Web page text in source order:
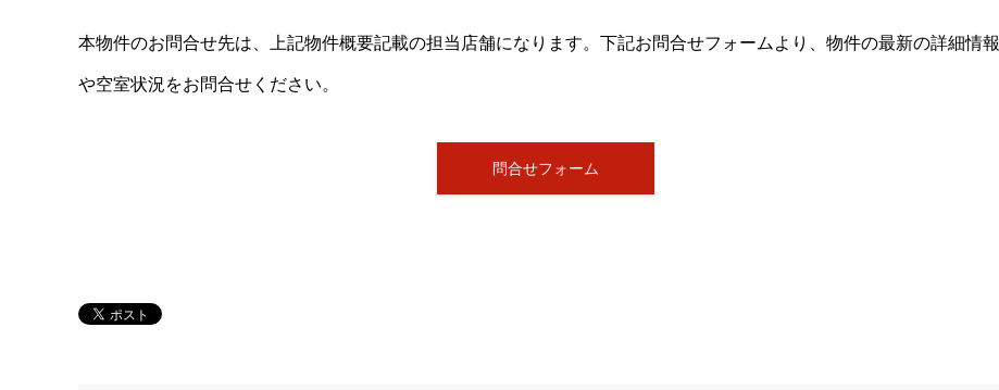
本物件のお問合せ先は、上記物件概要記載の担当店舗になります。下記お問合せフォームより、物件の最新の詳細情報
や空室状況をお問合せください。
問合せフォーム